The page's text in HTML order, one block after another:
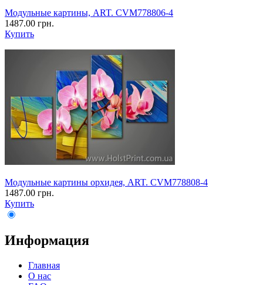
Модульные картины, ART. CVM778806-4
1487.00 грн.
Купить
Модульные картины орхидея, ART. CVM778808-4
1487.00 грн.
Купить
Информация
Главная
О нас